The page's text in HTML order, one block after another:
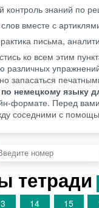
контроль знаний по
вместе с
письма,
ко всем этим
различных
запасаться
немецкому языку
формате. Перед
соседними с
тетради
14 15